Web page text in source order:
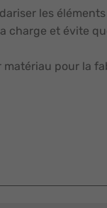
les
charge et évite
pour la